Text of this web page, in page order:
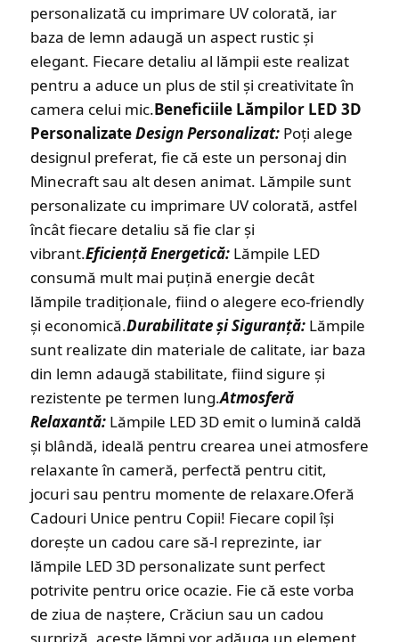
personalizată cu imprimare UV colorată, iar
baza de lemn adaugă un aspect rustic și
elegant. Fiecare detaliu al lămpii este realizat
pentru a aduce un plus de stil și creativitate în
camera celui mic.Beneficiile Lămpilor LED 3D
PersonalizateDesign Personalizat:Poți alege
designul preferat, fie că este un personaj din
Minecraft sau alt desen animat. Lămpile sunt
personalizate cu imprimare UV colorată, astfel
încât fiecare detaliu să fie clar și
vibrant.Eficiență Energetică:Lămpile LED
consumă mult mai puțină energie decât
lămpile tradiționale, fiind o alegere eco-friendly
și economică.Durabilitate și Siguranță:Lămpile
sunt realizate din materiale de calitate, iar baza
din lemn adaugă stabilitate, fiind sigure și
rezistente pe termen lung.Atmosferă
Relaxantă:Lămpile LED 3D emit o lumină caldă
și blândă, ideală pentru crearea unei atmosfere
relaxante în cameră, perfectă pentru citit,
jocuri sau pentru momente de relaxare.Oferă
Cadouri Unice pentru Copii! Fiecare copil își
dorește un cadou care să-l reprezinte, iar
lămpile LED 3D personalizate sunt perfect
potrivite pentru orice ocazie. Fie că este vorba
de ziua de naștere, Crăciun sau un cadou
surpriză, aceste lămpi vor adăuga un element